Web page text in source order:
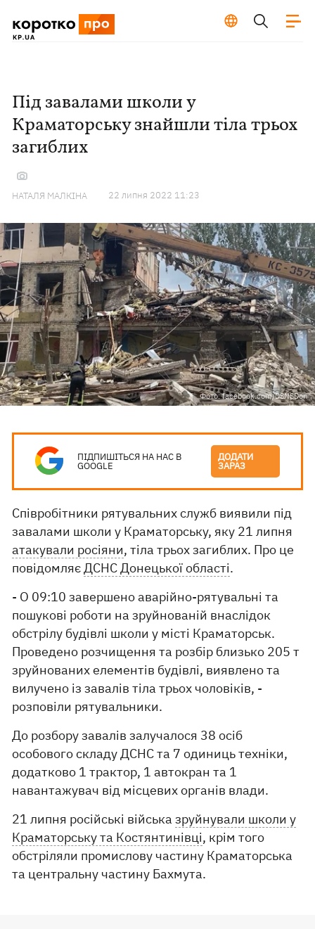
Під завалами школи у
Краматорську знайшли тіла трьох
загиблих
НАТАЛЯ МАЛКІНА 22 липня 2022 11:23
Фото: facebook.com/DSNSDon
ПІДПИШІТЬСЯ НА НАС В
GOOGLE
ДОДАТИ
ЗАРАЗ
Співробітники рятувальних служб виявили під
завалами школи у Краматорську, яку 21 липня
атакували росіяни, тіла трьох загиблих. Про це
повідомляєДСНС Донецької області.
- О 09:10 завершено аварійно-рятувальні та
пошукові роботи на зруйнованій внаслідок
обстрілу будівлі школи у місті Краматорськ.
Проведено розчищення та розбір близько 205 т
зруйнованих елементів будівлі, виявлено та
вилучено із завалів тіла трьох чоловіків, -
розповіли рятувальники.
До розбору завалів залучалося 38 осіб
особового складу ДСНС та 7 одиниць техніки,
додатково 1 трактор, 1 автокран та 1
навантажувач від місцевих органів влади.
21 липня російські військазруйнували школи у
Краматорську та Костянтинівці, крім того
обстріляли промислову частину Краматорська
та центральну частину Бахмута.